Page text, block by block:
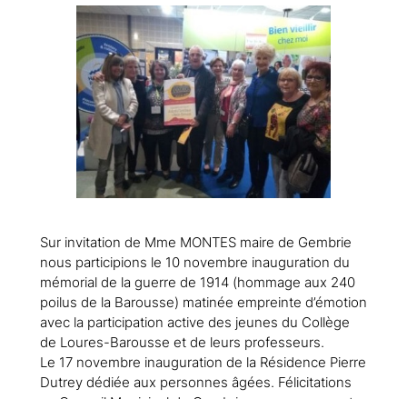
Sur invitation de Mme MONTES maire de Gembrie
nous participions le 10 novembre inauguration du
mémorial de la guerre de 1914 (hommage aux 240
poilus de la Barousse) matinée empreinte d’émotion
avec la participation active des jeunes du Collège
de Loures-Barousse et de leurs professeurs.
Le 17 novembre inauguration de la Résidence Pierre
Dutrey dédiée aux personnes âgées. Félicitations